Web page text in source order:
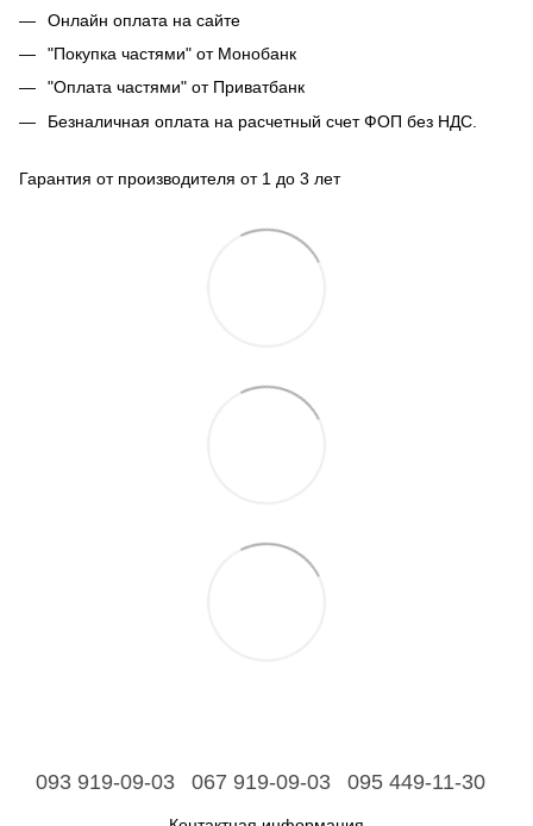
Онлайн оплата на сайте
"Покупка частями" от Монобанк
"Оплата частями" от Приватбанк
Безналичная оплата на расчетный счет ФОП без НДС.
Гарантия от производителя от 1 до 3 лет
093 919-09-03 067 919-09-03 095 449-11-30